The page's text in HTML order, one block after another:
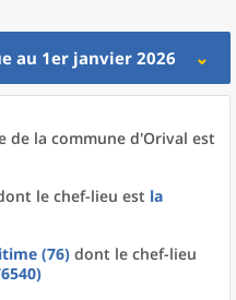
au 1er janvier 2026
de la commune d'Orival est
le chef-lieu est la
(76) dont le chef-lieu